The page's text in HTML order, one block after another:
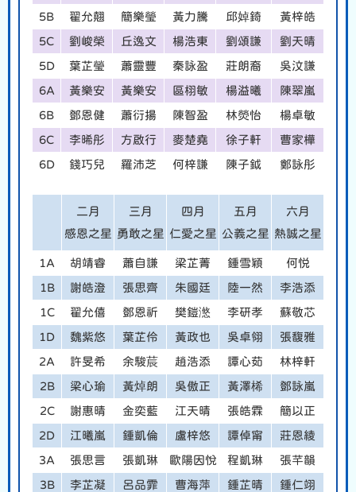
5B 翟允翹 簡樂瑩 黃力騰 邱婥錡 黃梓皓
5C 劉峻榮 丘逸文 楊浩東 劉頌謙 劉天晴
5D 葉芷瑩 蕭靈豐 秦詠盈 莊朗裔 吳汶謙
6A 黃樂安 黃樂安 區栩敏 楊溢曦 陳翠嵐
6B 鄧恩健 蕭衍揚 陳智盈 林熒怡 楊卓敏
6C 李晞彤 方啟行 麥楚堯 徐子軒 曹家樺
6D 錢巧兒 羅沛芝 何梓謙 陳子鉞 鄭詠彤
二月
感恩之星
三月
勇敢之星
四月
仁愛之星
五月
公義之星
六月
熱誠之星
1A 胡靖睿 蕭自謙 梁芷菁 鍾雪穎 何悦
1B 謝皓澄 張思齊 朱國廷 陸一然 李浩添
1C 翟允僖 鄧恩祈 樊鎧滺 李研孝 蘇敬芯
1D 魏紫悠 葉芷伶 黃政也 吳卓翎 張馥雅
2A 許旻希 余駿莀 趙浩添 譚心茹 林梓軒
2B 梁心瑜 黃焯朗 吳傲正 黃澤桸 鄧詠嵐
2C 謝惠晴 金奕藍 江天晴 張皓霖 簡以正
2D 江曦嵐 鍾凱倫 盧梓悠 譚倬甯 莊恩綾
3A 張思言 張凱琳 歐陽因悅 程凱琳 張芊韻
3B 李芷凝 呂品霏 曹海萍 鍾芷晴 鍾仁翊